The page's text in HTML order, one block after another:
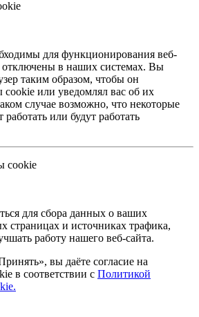
для функционирования веб-
отключены в наших системах. Вы
таким образом, чтобы он
или уведомлял вас об их
случае возможно, что некоторые
работать или будут работать
cookie
для сбора данных о ваших
страницах и источниках трафика,
работу нашего веб-сайта.
вы даёте согласие на
в соответствии с Политикой